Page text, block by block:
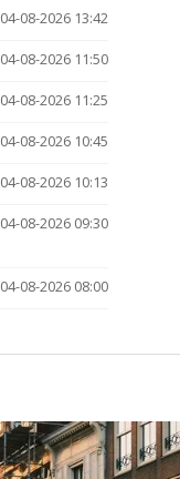
04-08-2026 13:42
04-08-2026 11:50
04-08-2026 11:25
04-08-2026 10:45
04-08-2026 10:13
04-08-2026 09:30
04-08-2026 08:00